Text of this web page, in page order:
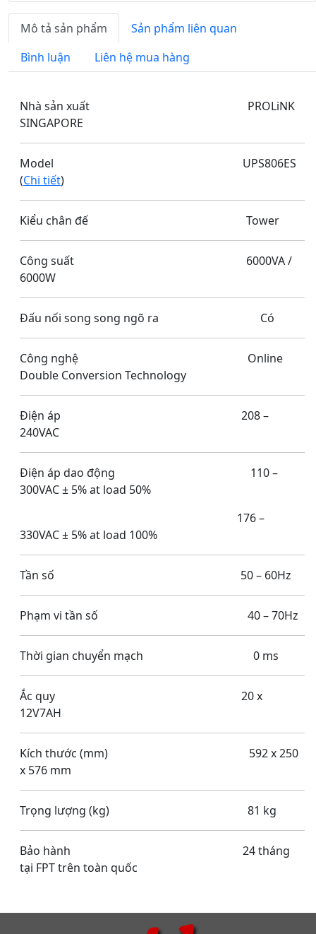
Mô tả sản phẩm
Sản phẩm liên quan
Bình luận
Liên hệ mua hàng
Nhà sản xuất PROLiNK
SINGAPORE
Model UPS806ES
(Chi tiết)
Kiểu chân đế Tower
Công suất 6000VA /
6000W
Đấu nối song song ngõ ra Có
Công nghệ Online
Double Conversion Technology
Điện áp 208 –
240VAC
Điện áp dao động 110 –
300VAC ± 5% at load 50%
176 –
330VAC ± 5% at load 100%
Tần số 50 – 60Hz
Phạm vi tần số 40 – 70Hz
Thời gian chuyển mạch 0 ms
Ắc quy 20 x
12V7AH
Kích thước (mm) 592 x 250
x 576 mm
Trọng lượng (kg) 81 kg
Bảo hành 24 tháng
tại FPT trên toàn quốc